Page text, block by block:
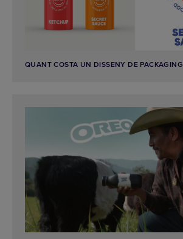
QUANT COSTA UN DISSENY DE PACKAGING